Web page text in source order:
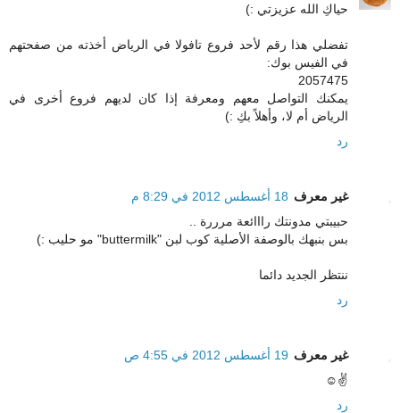
حياكِ الله عزيزتي :)
تفضلي هذا رقم لأحد فروع تافولا في الرياض أخذته من صفحتهم
في الفيس بوك:
2057475
يمكنك التواصل معهم ومعرفة إذا كان لديهم فروع أخرى في
الرياض أم لا، وأهلاً بكِ :)
رد
غير معرف 18 أغسطس 2012 في 8:29 م
حبيبتي مدونتك رااائعة مرررة ..
بس بنبهك بالوصفة الأصلية كوب لبن "buttermilk" مو حليب :)
ننتظر الجديد دائما
رد
غير معرف 19 أغسطس 2012 في 4:55 ص
✌☺
رد